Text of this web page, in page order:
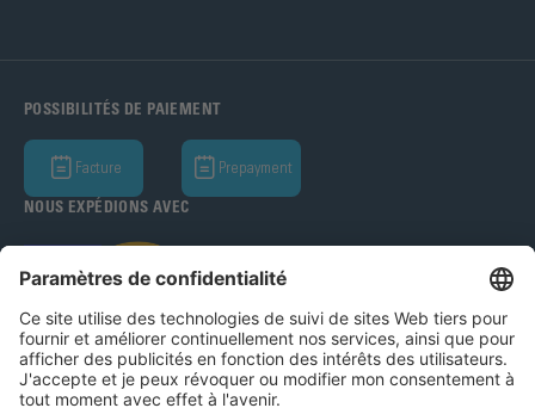
POSSIBILITÉS DE PAIEMENT
Facture Prepayment
NOUS EXPÉDIONS AVEC